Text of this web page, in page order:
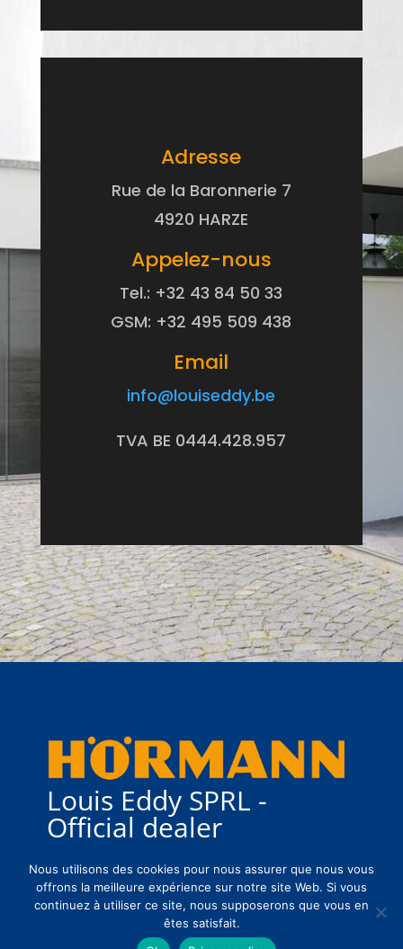
Adresse
Rue de la Baronnerie 7
4920 HARZE
Appelez-nous
Tel.: +32 43 84 50 33
GSM: +32 495 509 438
Email
info@louiseddy.be
TVA BE 0444.428.957
Louis Eddy SPRL -
Official dealer
2024 Certificate
Nous utilisons des cookies pour nous assurer que nous vous
offrons la meilleure expérience sur notre site Web. Si vous
continuez à utiliser ce site, nous supposerons que vous en
êtes satisfait.